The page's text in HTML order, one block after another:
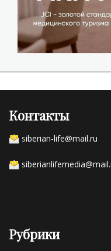
Контакты
siberian-life@mail.ru
Рубрики